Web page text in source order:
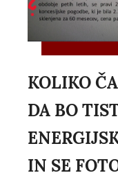
KOLIKO
DA BO
IN SE